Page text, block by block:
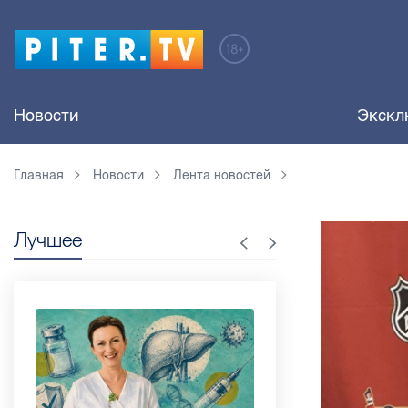
Новости
Главная Новости Лента новостей
Лучшее